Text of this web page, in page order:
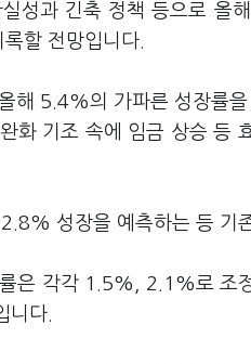
성과 긴축 정책 등으로
할 전망입니다.
해 5.4%의 가파른 성장률
화 기조 속에 임금 상승
성장을 예측하는 등 기
은 각각 1.5%, 2.1%로 조
니다.